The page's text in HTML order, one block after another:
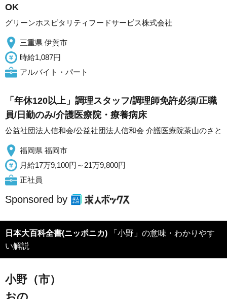
OK
グリーンホスピタリティフードサービス株式会社
三重県 伊賀市
時給1,087円
アルバイト・パート
「年休120以上」調理スタッフ/調理師免許必須/正職
員/日勤のみ/介護医療院・療養病床
公益社団法人信和会/公益社団法人信和会 介護医療院茶山のさと
福岡県 福岡市
月給17万9,100円～21万9,800円
正社員
Sponsored by
日本大百科全書(ニッポニカ)
い解説
小野（市）